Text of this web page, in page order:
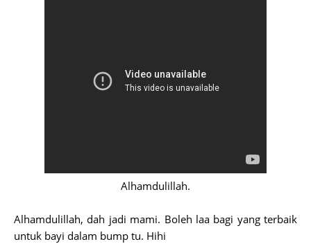
Alhamdulillah.
Alhamdulillah, dah jadi mami. Boleh laa bagi yang terbaik
untuk bayi dalam bump tu. Hihi